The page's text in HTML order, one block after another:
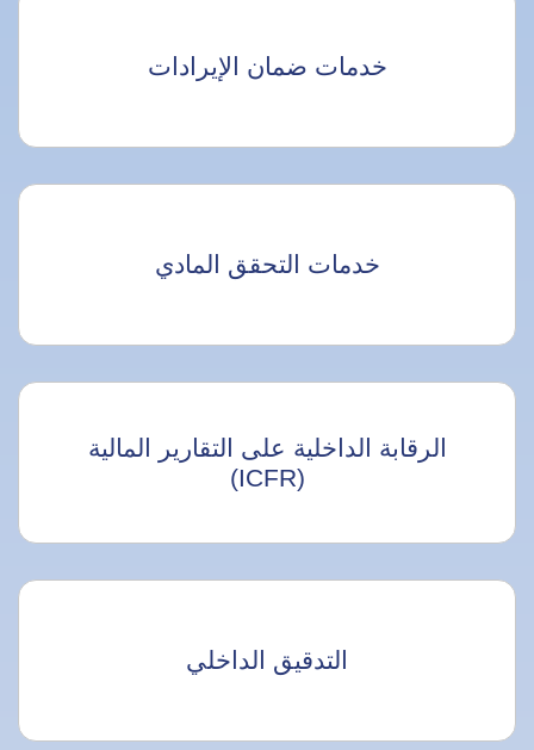
خدمات ضمان الإيرادات
خدمات التحقق المادي
الرقابة الداخلية على التقارير المالية
(ICFR)
التدقيق الداخلي